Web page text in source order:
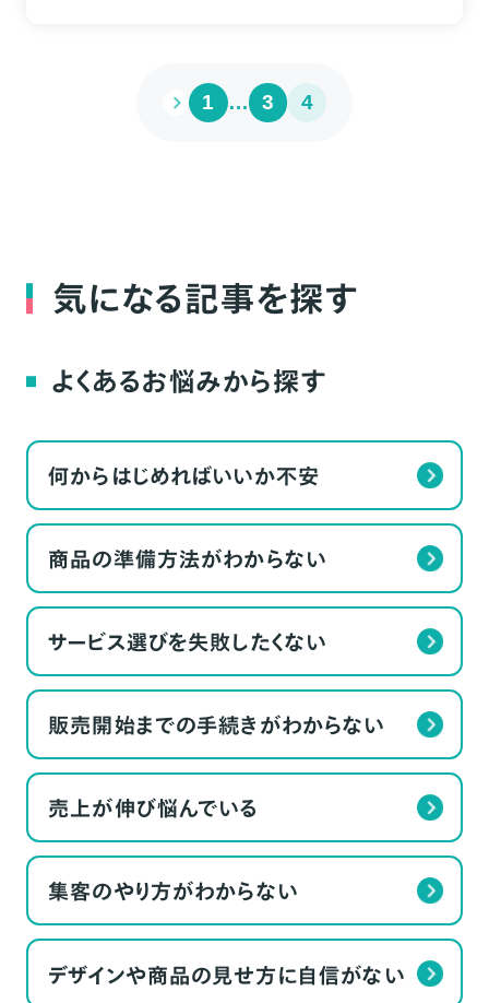
1 … 3 4
気になる記事を探す
よくあるお悩みから探す
何からはじめればいいか不安
商品の準備方法がわからない
サービス選びを失敗したくない
販売開始までの手続きがわからない
売上が伸び悩んでいる
集客のやり方がわからない
デザインや商品の見せ方に自信がない